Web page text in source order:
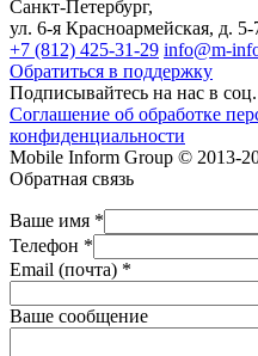
Санкт-Петербург,
ул. 6-я Красноармейская, д. 5-
+7 (812) 425-31-29 info@m-
Обратиться в поддержку
Подписывайтесь на нас в соц.
Соглашение об обработке
конфиденциальности
Mobile Inform Group © 2013-
Обратная связь
Ваше имя *
Телефон *
Email (почта) *
Ваше сообщение